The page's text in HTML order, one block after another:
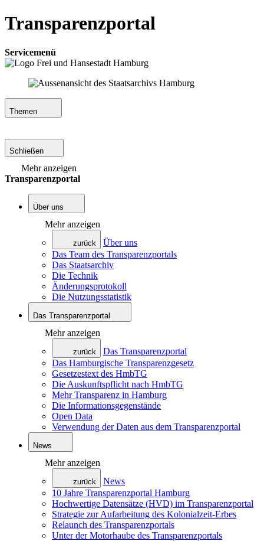
Transparenzportal
Servicemenü
Themen
Schließen
Mehr anzeigen
Transparenzportal
Über uns
Mehr anzeigen
zurück
Über uns
Das Team des Transparenzportals
Das Staatsarchiv
Die Technik
Änderungsprotokoll
Die Nutzungsstatistik
Das Transparenzportal
Mehr anzeigen
zurück
Das Transparenzportal
Das Hamburgische Transparenzgesetz
Gesetzestext des HmbTG
Die Auskunftspflicht nach HmbTG
Mehr Transparenz in Hamburg
Die Informationsgegenstände
Open Data
Verwendung der Daten aus dem Transparenzportal
News
Mehr anzeigen
zurück
News
10 Jahre Transparenzportal Hamburg
Hochwertige Datensätze (HVD) im Transparenzportal
Strategie zur Aufarbeitung des Kolonialzeit-Erbes
Relaunch des Transparenzportals
Unter der Motorhaube des Transparenzportals